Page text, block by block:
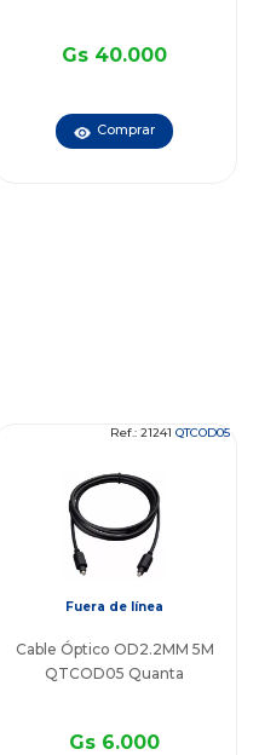
Gs 40.000
Comprar
Ref.: 21241 QTCOD05
Fuera de línea
Cable Óptico OD2.2MM 5M
QTCOD05 Quanta
Gs 6.000